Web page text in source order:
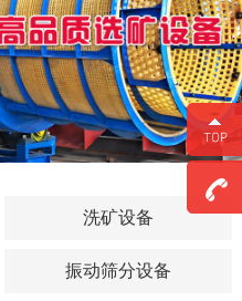
洗矿设备
振动筛分设备